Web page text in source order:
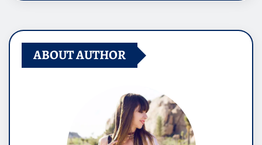
ABOUT AUTHOR